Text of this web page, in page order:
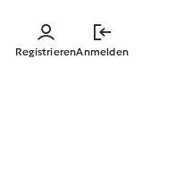
springen
RegistrierenAnmelden